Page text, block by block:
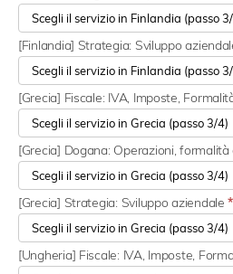
[Finlandia] Strategia: Sviluppo
[Grecia] Fiscale: IVA, Imposte,
[Grecia] Dogana: Operazioni,
[Grecia] Strategia: Sviluppo aziendale*
[Ungheria] Fiscale: IVA, Imposte,